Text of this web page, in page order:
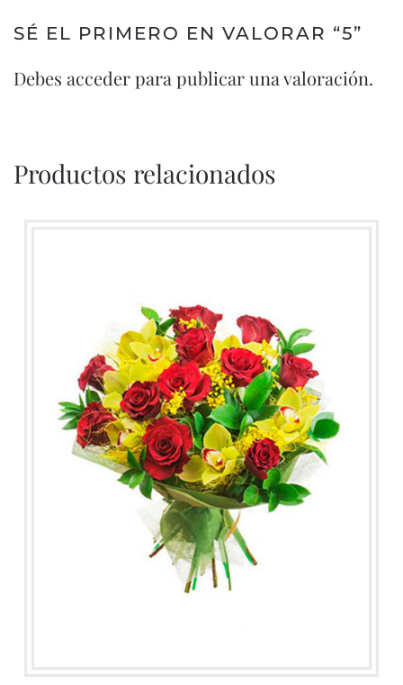
SÉ EL PRIMERO EN VALORAR “5”
Debes accederpara publicar una valoración.
Productos relacionados